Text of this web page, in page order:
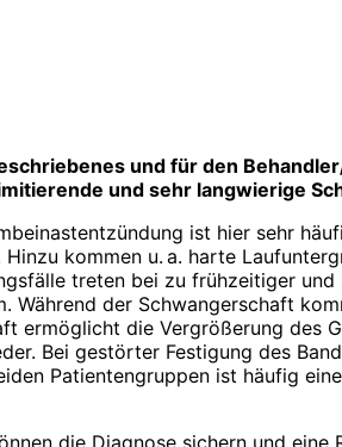
und für den
und sehr langwierige
ist hier sehr
kommen u. a. harte
treten bei zu frühzeitiger
der Schwangerschaft
ermöglicht die Vergrößerung des
Bei gestörter Festigung des
Patientengruppen ist häufig
die Diagnose sichern und